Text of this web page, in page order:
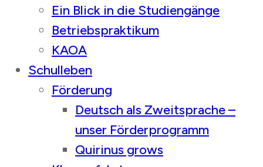
Ein Blick in die Studiengänge
Betriebspraktikum
KAOA
Schulleben
Förderung
Deutsch als Zweitsprache –
unser Förderprogramm
Quirinus grows